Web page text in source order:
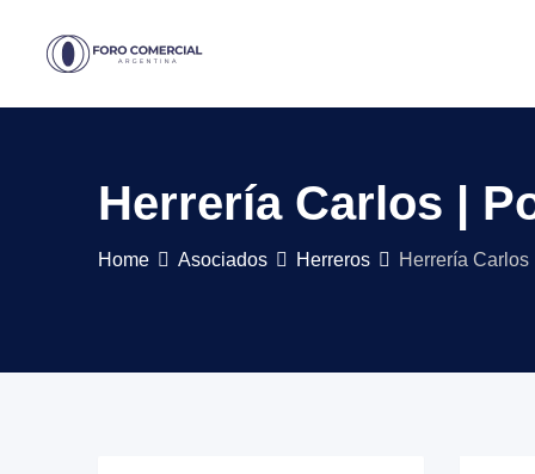
Herrería Carlos |
Home Asociados Herreros Herrería